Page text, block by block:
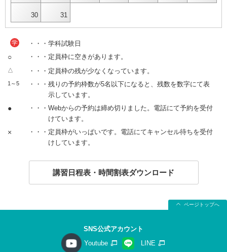
30 31
学 ・・・学科試験日
○ ・・・定員枠に空きがあります。
△ ・・・定員枠の残が少なくなっています。
1～5
・・・残りの予約枠数が5名以下になると、残数を数字にて表
示しています。
●
・・・Webからの予約は締め切りました。電話にて予約を受付
けています。
×
・・・定員枠がいっぱいです。電話にてキャンセル待ちを受付
けしています。
講習日程表・時間割表ダウンロード
ページトップへ
SNS公式アカウント
Youtube
LINE